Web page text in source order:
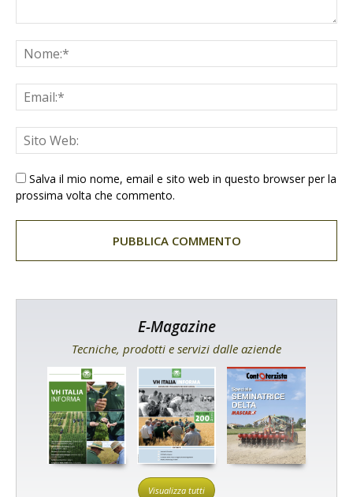
Salva il mio nome, email e sito web in questo browser per la
prossima volta che commento.
E-Magazine
Tecniche, prodotti e servizi dalle aziende
Visualizza tutti